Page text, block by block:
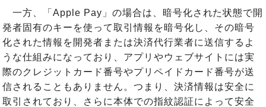
一方、「Apple Pay」の場合は、暗号化された状態で開
発者固有のキーを使って取引情報を暗号化し、その暗号
化された情報を開発者または決済代行業者に送信するよ
うな仕組みになっており、アプリやウェブサイトには実
際のクレジットカード番号やプリペイドカード番号が送
信されることもありません。つまり、決済情報は安全に
取引されており、さらに本体での指紋認証によって安全